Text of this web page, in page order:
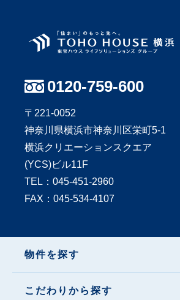
0120-759-600
〒221-0052
神奈川県横浜市神奈川区栄町5-1
横浜クリエーションスクエア
(YCS)ビル11F
TEL： 045-451-2960
FAX：045-534-4107
物件を探す
こだわりから探す